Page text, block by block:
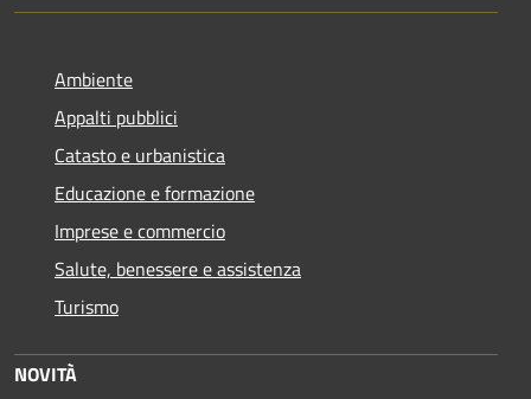
Ambiente
Appalti pubblici
Catasto e urbanistica
Educazione e formazione
Imprese e commercio
Salute, benessere e assistenza
Turismo
NOVITÀ